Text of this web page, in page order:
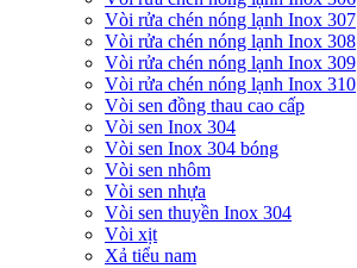
Vòi rửa chén nóng lạnh Inox 307
Vòi rửa chén nóng lạnh Inox 308
Vòi rửa chén nóng lạnh Inox 309
Vòi rửa chén nóng lạnh Inox 310
Vòi sen đồng thau cao cấp
Vòi sen Inox 304
Vòi sen Inox 304 bóng
Vòi sen nhôm
Vòi sen nhựa
Vòi sen thuyền Inox 304
Vòi xịt
Xả tiểu nam